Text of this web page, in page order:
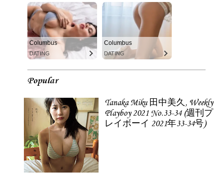
Columbus
DATING
Columbus
DATING
Popular
Tanaka Miku 田中美久, Weekly
Playboy 2021 No.33-34 (週刊プ
レイボーイ 2021年33-34号)